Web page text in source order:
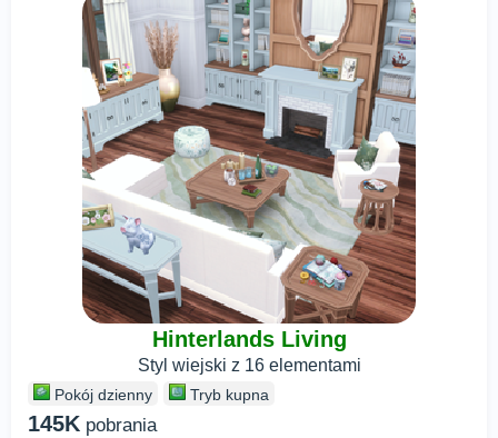
Hinterlands Living
Styl wiejski z 16 elementami
Pokój dzienny Tryb kupna
145K pobrania